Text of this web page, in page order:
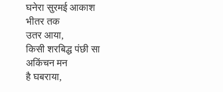
घनेरा सुरमई आकाश
भीतर तक
उतर आया,
किसी शरबिद्ध पंछी सा
अकिंचन मन
है घबराया,